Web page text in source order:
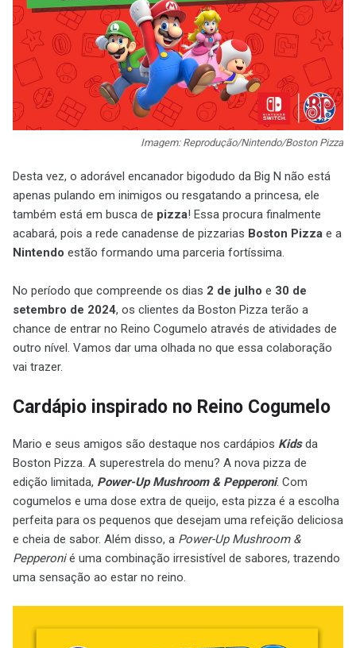
Imagem: Reprodução/Nintendo/Boston Pizza
Desta vez, o adorável encanador bigodudo da Big N não está
apenas pulando em inimigos ou resgatando a princesa, ele
também está em busca de pizza! Essa procura finalmente
acabará, pois a rede canadense de pizzarias Boston Pizza e a
Nintendo estão formando uma parceria fortíssima.
No período que compreende os dias 2 de julho e 30 de
setembro de 2024, os clientes da Boston Pizza terão a
chance de entrar no Reino Cogumelo através de atividades de
outro nível. Vamos dar uma olhada no que essa colaboração
vai trazer.
Cardápio inspirado no Reino Cogumelo
Mario e seus amigos são destaque nos cardápios Kidsda
Boston Pizza. A superestrela do menu? A nova pizza de
edição limitada, Power-Up Mushroom & Pepperoni. Com
cogumelos e uma dose extra de queijo, esta pizza é a escolha
perfeita para os pequenos que desejam uma refeição deliciosa
e cheia de sabor. Além disso, a Power-Up Mushroom &
Pepperonié uma combinação irresistível de sabores, trazendo
uma sensação ao estar no reino.